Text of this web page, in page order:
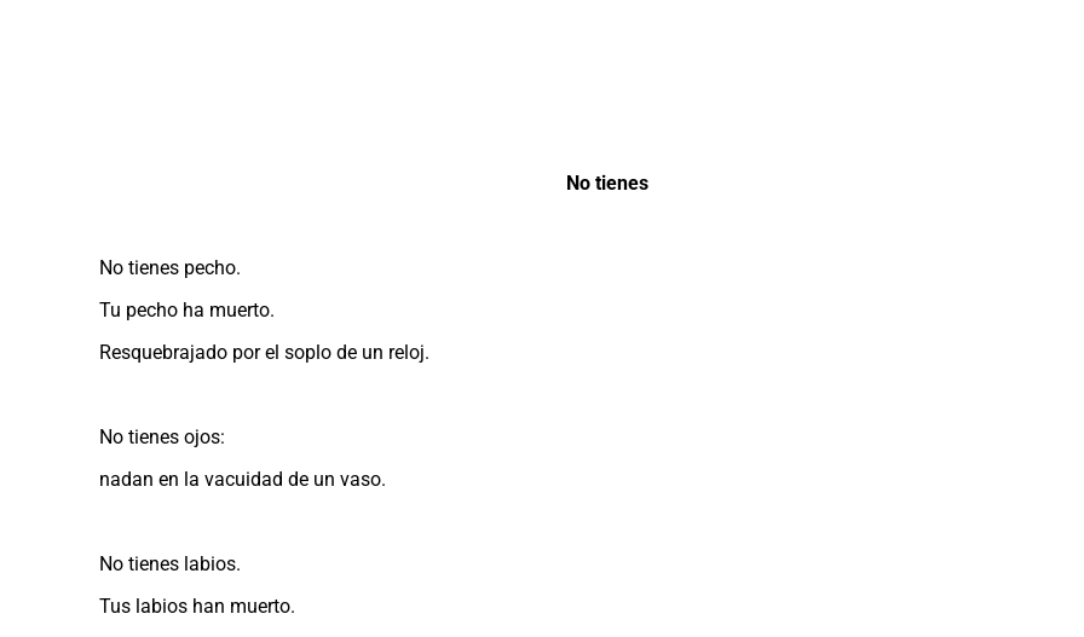
No tienes
No tienes pecho.
Tu pecho ha muerto.
Resquebrajado por el soplo de un reloj.
No tienes ojos:
nadan en la vacuidad de un vaso.
No tienes labios.
Tus labios han muerto.